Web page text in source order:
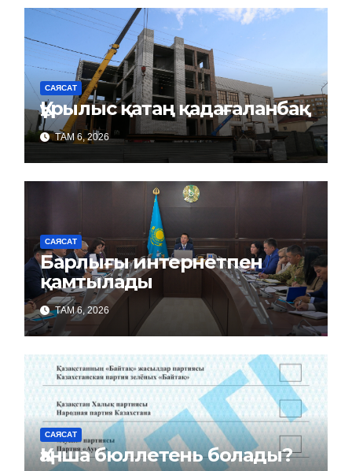
САЯСАТ
Құрылыс қатаң қадағаланбақ
ТАМ 6, 2026
САЯСАТ
Барлығы интернетпен
қамтылады
ТАМ 6, 2026
САЯСАТ
Қанша бюллетень болады?